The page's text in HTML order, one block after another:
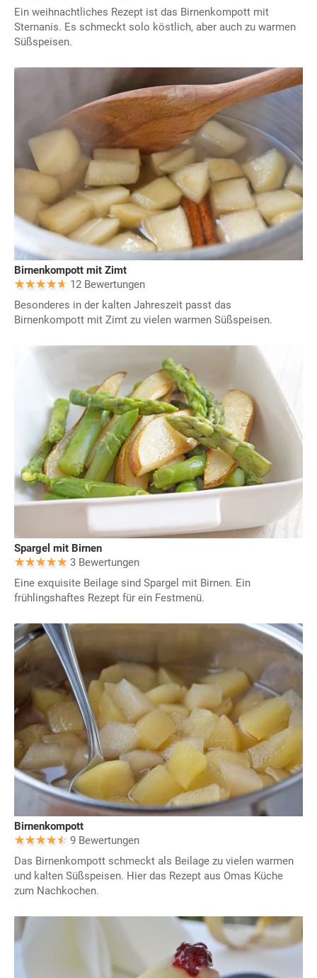
Ein weihnachtliches Rezept ist das Birnenkompott mit
Sternanis. Es schmeckt solo köstlich, aber auch zu warmen
Süßspeisen.
Birnenkompott mit Zimt
12 Bewertungen
Besonderes in der kalten Jahreszeit passt das
Birnenkompott mit Zimt zu vielen warmen Süßspeisen.
Spargel mit Birnen
3 Bewertungen
Eine exquisite Beilage sind Spargel mit Birnen. Ein
frühlingshaftes Rezept für ein Festmenü.
Birnenkompott
9 Bewertungen
Das Birnenkompott schmeckt als Beilage zu vielen warmen
und kalten Süßspeisen. Hier das Rezept aus Omas Küche
zum Nachkochen.